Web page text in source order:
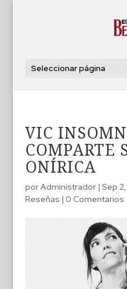
Seleccionar página
VIC
COMPARTE
ONÍRICA
porAdministrador| Sep
Reseñas | 0 Comentarios